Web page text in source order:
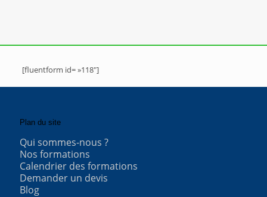
[fluentform id= »118″]
Plan du site
Qui sommes-nous ?
Nos formations
Calendrier des formations
Demander un devis
Blog